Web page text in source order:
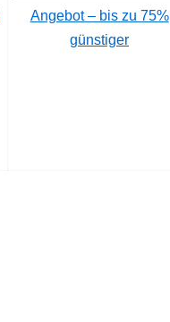
Angebot – bis zu 75%
günstiger